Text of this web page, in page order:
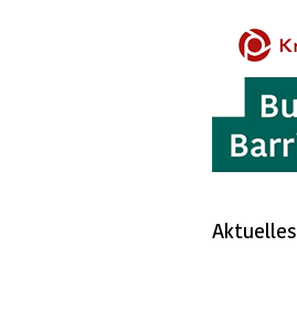
Aktuelles